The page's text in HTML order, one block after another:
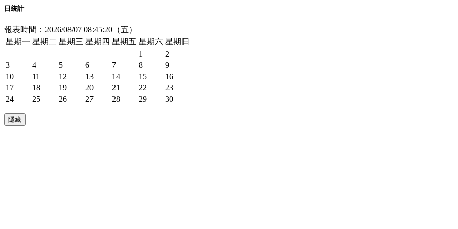
日統計
報表時間：2026/08/07 08:45:20（五）
星期一 星期二 星期三 星期四 星期五 星期六 星期日
1
2
3
4 5 6 7 8
9
10
11 12 13 14 15
16
17
18 19 20 21 22
23
24
25 26 27 28 29 30